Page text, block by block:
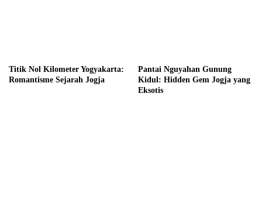
Titik Nol Kilometer Yogyakarta:
Romantisme Sejarah Jogja
Pantai Nguyahan Gunung
Kidul: Hidden Gem Jogja yang
Eksotis